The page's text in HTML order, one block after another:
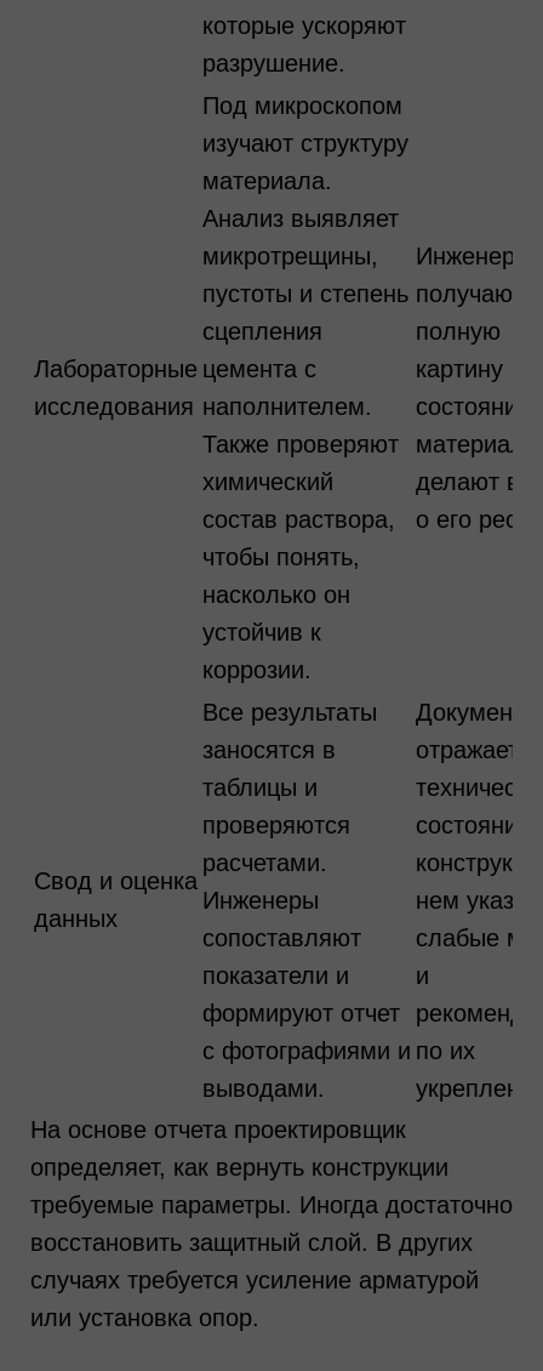
которые ускоряют
разрушение.
Лабораторные
исследования
Под микроскопом
изучают структуру
материала.
Анализ выявляет
микротрещины,
пустоты и степень
сцепления
цемента с
наполнителем.
Также проверяют
химический
состав раствора,
чтобы понять,
насколько он
устойчив к
коррозии.
Инженеры
получают
полную
картину
состояния
материала
делают
о его
Свод и оценка
данных
Все результаты
заносятся в
таблицы и
проверяются
расчетами.
Инженеры
сопоставляют
показатели и
формируют отчет
с фотографиями и
выводами.
Документ
отражает
состояние
нем
слабые
и
по их
На основе отчета проектировщик
определяет, как вернуть конструкции
требуемые параметры. Иногда достаточно
восстановить защитный слой. В других
случаях требуется усиление арматурой
или установка опор.